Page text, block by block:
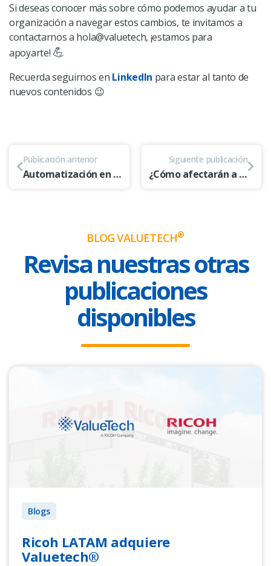
Si deseas conocer más sobre cómo podemos ayudar a tu
organización a navegar estos cambios, te invitamos a
contactarnos a hola@valuetech, ¡estamos para
apoyarte! 💪
Recuerda seguirnos en LinkedIn para estar al tanto de
nuevos contenidos 😉
Publicación anterior
Automatización en el Área Legal: 5 ideas para sumar Innovación y Eficiencia
Siguiente publicación
¿Cómo afectarán a las empresas los cambios en la Ley 19.628 sobre Protección de datos personales? 🙋‍♂️
BLOG VALUETECH®
Revisa nuestras otras
publicaciones
disponibles
Blogs
Ricoh LATAM adquiere
Valuetech®